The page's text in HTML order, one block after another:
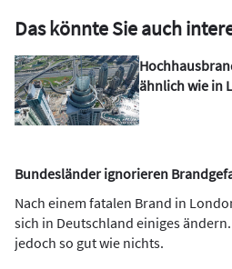
Das könnte Sie auch
ähnlich wie in
Bundesländer ignorieren
Nach einem fatalen Brand in
sich in Deutschland einiges
jedoch so gut wie nichts.